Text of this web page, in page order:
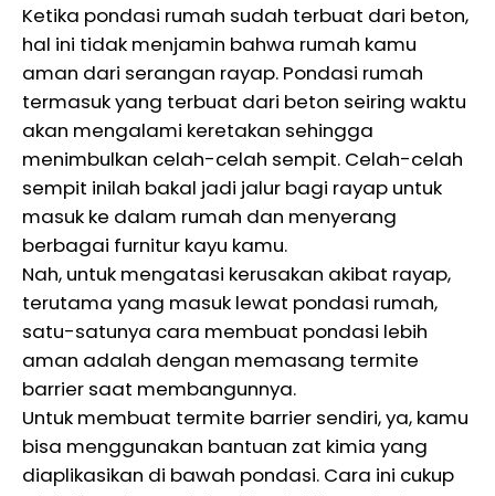
Ketika pondasi rumah sudah terbuat dari beton,
hal ini tidak menjamin bahwa rumah kamu
aman dari serangan rayap. Pondasi rumah
termasuk yang terbuat dari beton seiring waktu
akan mengalami keretakan sehingga
menimbulkan celah-celah sempit. Celah-celah
sempit inilah bakal jadi jalur bagi rayap untuk
masuk ke dalam rumah dan menyerang
berbagai furnitur kayu kamu.
Nah, untuk mengatasi kerusakan akibat rayap,
terutama yang masuk lewat pondasi rumah,
satu-satunya cara membuat pondasi lebih
aman adalah dengan memasang termite
barrier saat membangunnya.
Untuk membuat termite barrier sendiri, ya, kamu
bisa menggunakan bantuan zat kimia yang
diaplikasikan di bawah pondasi. Cara ini cukup